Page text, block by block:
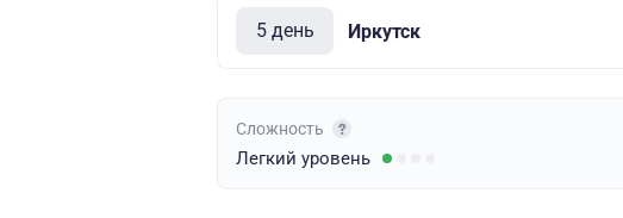
5 день Иркутск
Сложность
Легкий уровень